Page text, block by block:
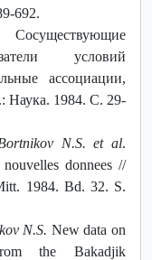
692.
Сосуществующие
условий
ассоциации,
Наука. 1984. С. 29-
N.S. et al.
donnees //
1984. Bd. 32. S.
N.S. New data on
the Bakadjik